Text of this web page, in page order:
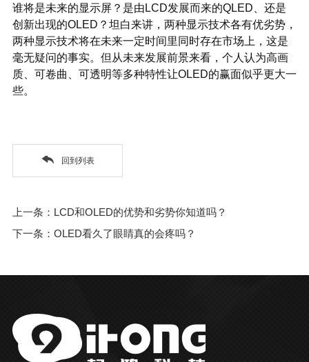
谁将是未来的显示屏？是由LCD发展而来的QLED、还是
创新出现的OLED？坦白来讲，两种显示技术各有优劣势，
两种显示技术将在未来一定时间里同时存在市场上，这是
毫无疑问的事实。但从未来发展前景来看，个人认为高画
质、可卷曲、可透明等多种特性让OLED的赢面似乎更大一
些。
回到列表
上一条：LCD和OLED的优势和劣势你知道吗？
下一条：OLED看久了眼睛真的会疼吗？